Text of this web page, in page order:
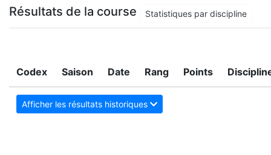
Résultats de la course Statistiques par discipline
Codex Saison Date Rang Points
Afficher les résultats historiques